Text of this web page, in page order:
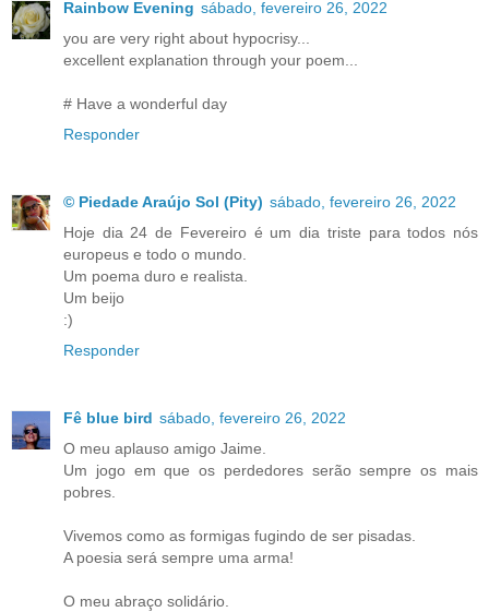
Rainbow Evening sábado, fevereiro 26, 2022
you are very right about hypocrisy...
excellent explanation through your poem...
# Have a wonderful day
Responder
© Piedade Araújo Sol (Pity) sábado, fevereiro 26, 2022
Hoje dia 24 de Fevereiro é um dia triste para todos nós
europeus e todo o mundo.
Um poema duro e realista.
Um beijo
:)
Responder
Fê blue bird sábado, fevereiro 26, 2022
O meu aplauso amigo Jaime.
Um jogo em que os perdedores serão sempre os mais
pobres.
Vivemos como as formigas fugindo de ser pisadas.
A poesia será sempre uma arma!
O meu abraço solidário.